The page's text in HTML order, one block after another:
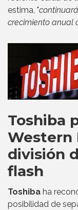
estima, "
crecimiento anual
Toshiba
Western
división
flash
Toshiba ha
posibilidad de